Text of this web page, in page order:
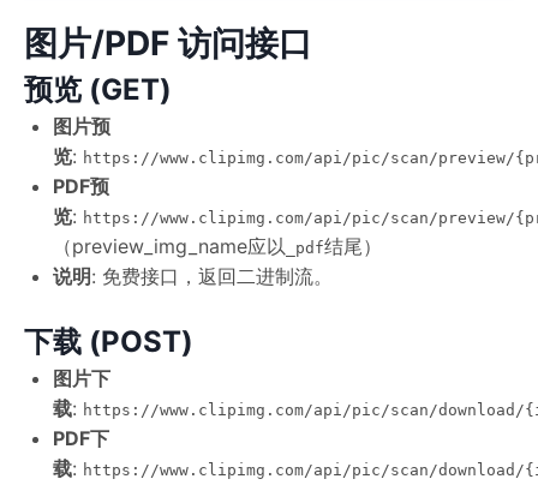
图片/PDF 访问接口
预览 (GET)
图片预
览: https://www.clipimg.com/api/pic/scan/preview/
PDF预
览: https://www.clipimg.com/api/pic/scan/preview/
（preview_img_name应以 _pdf结尾）
说明: 免费接口，返回二进制流。
下载 (POST)
图片下
载: https://www.clipimg.com/api/pic/scan/download/
PDF下
载: https://www.clipimg.com/api/pic/scan/download/